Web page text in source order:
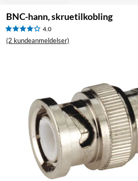
BNC-hann, skruetilkobling
4.0
(2 kundeanmeldelser)